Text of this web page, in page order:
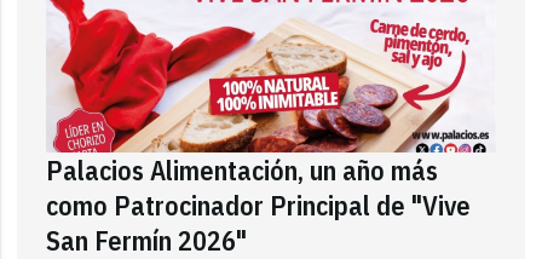
Palacios Alimentación, un año más
como Patrocinador Principal de "Vive
San Fermín 2026"